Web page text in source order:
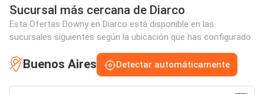
Sucursal más cercana de Diarco
Esta Ofertas Downy en Diarco está disponible en las
sucursales siguientes según la ubicación que has configurado:
Buenos Aires Detectar automáticamente